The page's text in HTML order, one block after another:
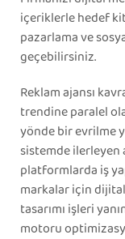
içeriklerle hedef
pazarlama ve
geçebilirsiniz.
Reklam ajansı
trendine paralel
yönde bir evrilme
sistemde
platformlarda iş
markalar için
tasarımı işleri
motoru